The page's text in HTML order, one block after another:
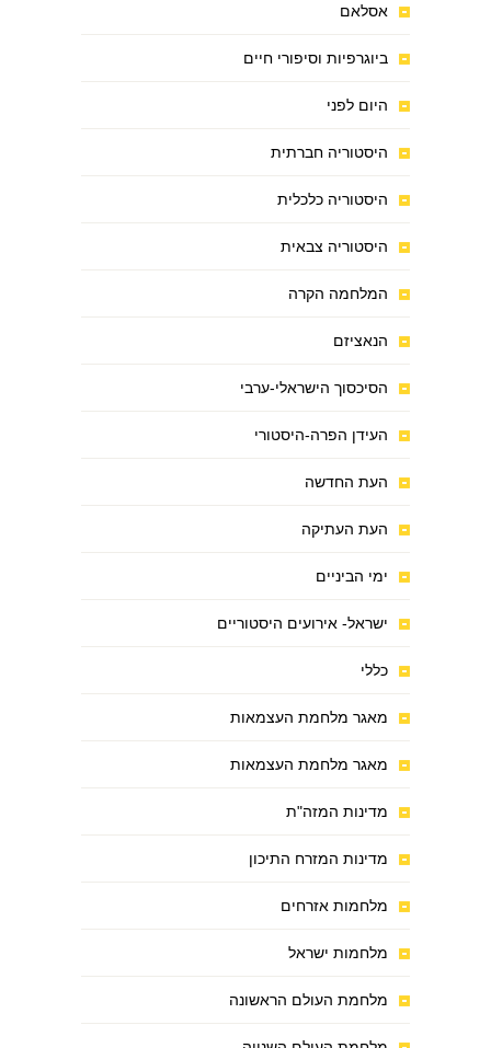
אסלאם
ביוגרפיות וסיפורי חיים
היום לפני
היסטוריה חברתית
היסטוריה כלכלית
היסטוריה צבאית
המלחמה הקרה
הנאציזם
הסיכסוך הישראלי-ערבי
העידן הפרה-היסטורי
העת החדשה
העת העתיקה
ימי הביניים
ישראל- אירועים היסטוריים
כללי
מאגר מלחמת העצמאות
מאגר מלחמת העצמאות
מדינות המזה"ת
מדינות המזרח התיכון
מלחמות אזרחים
מלחמות ישראל
מלחמת העולם הראשונה